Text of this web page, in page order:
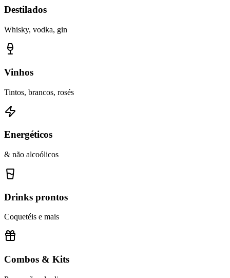
Destilados
Whisky, vodka, gin
Vinhos
Tintos, brancos, rosés
Energéticos
& não alcoólicos
Drinks prontos
Coquetéis e mais
Combos & Kits